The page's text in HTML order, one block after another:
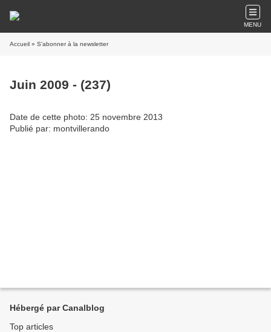
MENU
Accueil » S'abonner à la newsletter
Juin 2009 - (237)
Date de cette photo: 25 novembre 2013
Publié par: montvillerando
Hébergé par Canalblog
Top articles